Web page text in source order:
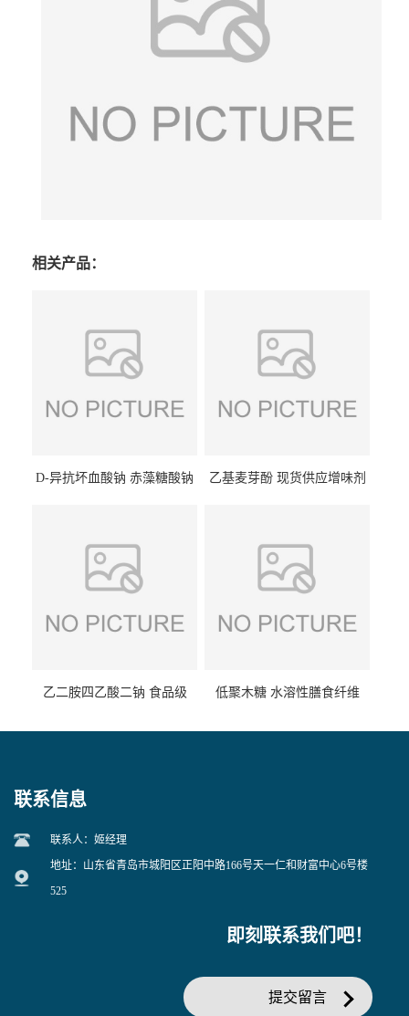
相关产品：
D-异抗坏血酸钠 赤藻糖酸钠
乙基麦芽酚 现货供应增味剂
乙二胺四乙酸二钠 食品级
低聚木糖 水溶性膳食纤维
联系信息
联系人：姬经理
地址：山东省青岛市城阳区正阳中路166号天一仁和财富中心6号楼
525
即刻联系我们吧！
提交留言